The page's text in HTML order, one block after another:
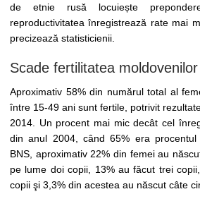
de etnie rusă locuiește
reproductivitatea înregistrează rate mai
precizează statisticienii.
Scade fertilitatea moldovenilor
Aproximativ 58% din numărul total al
între 15-49 ani sunt fertile, potrivit
2014. Un procent mai mic decât cel
din anul 2004, când 65% era procentul
BNS, aproximativ 22% din femei au
pe lume doi copii, 13% au făcut trei
copii şi 3,3% din acestea au născut câte